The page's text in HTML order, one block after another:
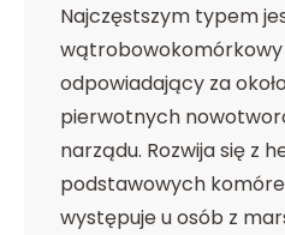
Najczęstszym typem
wątrobowokomórkowy
odpowiadający za
pierwotnych
narządu. Rozwija się z
podstawowych
występuje u osób z